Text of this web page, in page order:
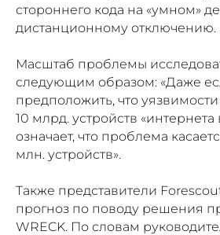
стороннего кода на «умном»
дистанционному отключению.
Масштаб проблемы
следующим образом: «Даже
предположить, что
10 млрд. устройств «интернета
означает, что проблема
млн. устройств».
Также представители
прогноз по поводу решения
WRECK. По словам